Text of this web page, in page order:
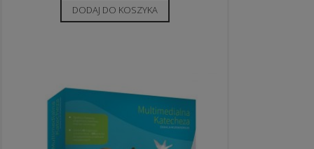
DODAJ DO KOSZYKA